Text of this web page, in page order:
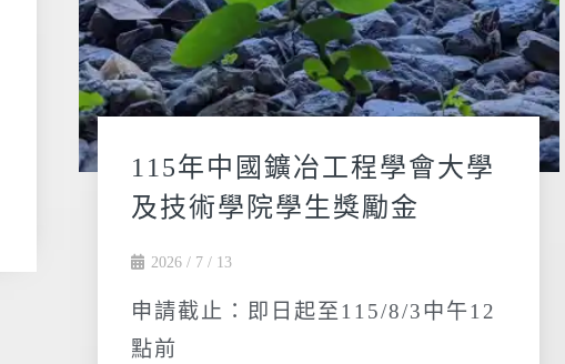
115年中國鑛冶工程學會大學
及技術學院學生獎勵金
2026 / 7 / 13
申請截止：即日起至115/8/3中午12
點前